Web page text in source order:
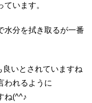
います。
水分を拭き取るが一番
いとされていますね
われるように
ね(^^♪